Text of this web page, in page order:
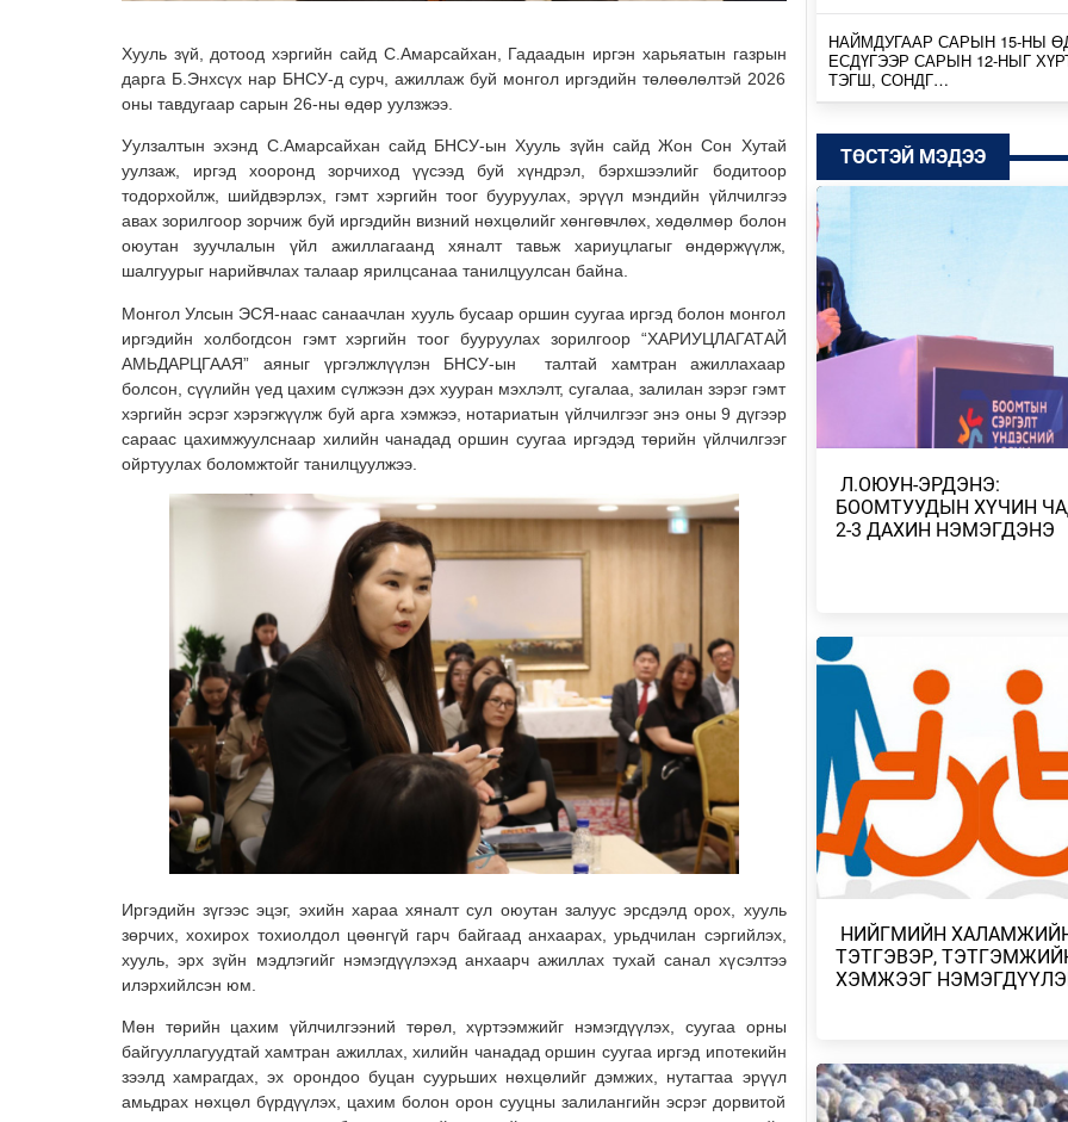
Хууль зүй, дотоод хэргийн сайд С.Амарсайхан, Гадаадын иргэн харьяатын газрын
дарга Б.Энхсүх нар БНСУ-д сурч, ажиллаж буй монгол иргэдийн төлөөлөлтэй 2026
оны тавдугаар сарын 26-ны өдөр уулзжээ.
Уулзалтын эхэнд С.Амарсайхан сайд БНСУ-ын Хууль зүйн сайд Жон Сон Хутай
уулзаж, иргэд хооронд зорчиход үүсээд буй хүндрэл, бэрхшээлийг бодитоор
тодорхойлж, шийдвэрлэх, гэмт хэргийн тоог бууруулах, эрүүл мэндийн үйлчилгээ
авах зорилгоор зорчиж буй иргэдийн визний нөхцөлийг хөнгөвчлөх, хөдөлмөр болон
оюутан зуучлалын үйл ажиллагаанд хяналт тавьж хариуцлагыг өндөржүүлж,
шалгуурыг нарийвчлах талаар ярилцсанаа танилцуулсан байна.
Монгол Улсын ЭСЯ-наас санаачлан хууль бусаар оршин суугаа иргэд болон монгол
иргэдийн холбогдсон гэмт хэргийн тоог бууруулах зорилгоор “ХАРИУЦЛАГАТАЙ
АМЬДАРЦГААЯ” аяныг үргэлжлүүлэн БНСУ-ын талтай хамтран ажиллахаар
болсон, сүүлийн үед цахим сүлжээн дэх хууран мэхлэлт, сугалаа, залилан зэрэг гэмт
хэргийн эсрэг хэрэгжүүлж буй арга хэмжээ, нотариатын үйлчилгээг энэ оны 9 дүгээр
сараас цахимжуулснаар хилийн чанадад оршин суугаа иргэдэд төрийн үйлчилгээг
ойртуулах боломжтойг танилцуулжээ.
Иргэдийн зүгээс эцэг, эхийн хараа хяналт сул оюутан залуус эрсдэлд орох, хууль
зөрчих, хохирох тохиолдол цөөнгүй гарч байгаад анхаарах, урьдчилан сэргийлэх,
хууль, эрх зүйн мэдлэгийг нэмэгдүүлэхэд анхаарч ажиллах тухай санал хүсэлтээ
илэрхийлсэн юм.
Мөн төрийн цахим үйлчилгээний төрөл, хүртээмжийг нэмэгдүүлэх, суугаа орны
байгууллагуудтай хамтран ажиллах, хилийн чанадад оршин суугаа иргэд ипотекийн
зээлд хамрагдах, эх орондоо буцан суурьших нөхцөлийг дэмжих, нутагтаа эрүүл
амьдрах нөхцөл бүрдүүлэх, цахим болон орон сууцны залилангийн эсрэг дорвитой
НАЙМДУГААР САРЫН 15-НЫ
ЕСДҮГЭЭР САРЫН 12-НЫГ
ТЭГШ, СОНДГ…
ТӨВ, ГОВЬ, ЗҮҮН АЙМГУУДЫН
ЗАРИМ ГАЗРААР ДУУ
НИЙТИЙН АЛБАН ТУШААЛТНЫ
БУС ХӨРӨНГИЙГ ХУРААХ
ТӨСӨЛ БОЛОВ…
2026/08/04
ЭХ БАЙГАЛЬ, ГАЗАР ШОРОО
ШИМИЙГ НЬ ХҮРТЭХ КОП17
МОНГОЛБАНК 7 ДУГААР САРД
ҮНЭТ МЕТАЛЛ ХУДАЛДАН
ЗОХИОН БАЙГУУЛЖ,
АСУУЛТЫГ ЕРӨН…
2026/08/04
БАРУУН, ТӨВ, ГОВЬ, ЗҮҮН
НУТГИЙН ЗАРИМ ГАЗРААР ДУУ
ЦАХИЛГААНТ…
2026/08/04
НАЙМДУГААР САРЫН 1,2-НД
ВАГОН БУЮУ 5160 ТОНН
ОРЖ ИРЖЭ…
2026/08/03
ХАНГАЙ, ХӨВСГӨЛИЙН
ТӨСТЭЙ МЭДЭЭ
​ Л.ОЮУН-ЭРДЭНЭ:
БООМТУУДЫН ХҮЧИН
2-3 ДАХИН НЭМЭГДЭНЭ
НИЙГМИЙН
ТЭТГЭВЭР,
ХЭМЖЭЭГ